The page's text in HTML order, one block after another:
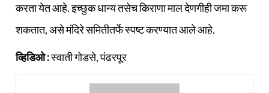
करता येत आहे. इच्छुक धान्य तसेच किराणा माल देणगीही जमा करू
शकतात, असे मंदिरे समितीतर्फे स्पष्ट करण्यात आले आहे.
व्हिडिओ :स्वाती गोडसे, पंढरपूर